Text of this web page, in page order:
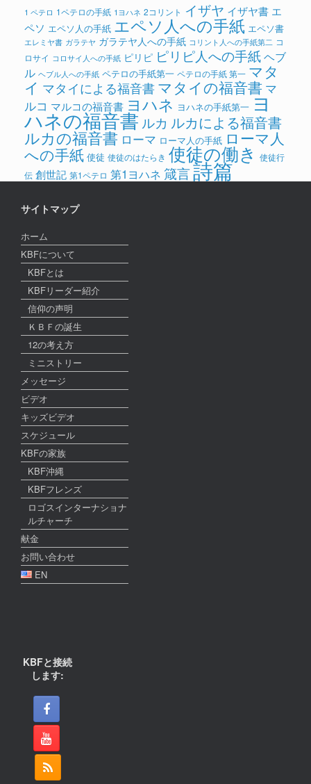
1 ペテロ 1ペテロの手紙 1ヨハネ 2コリント イザヤ イザヤ書 エ
ペソ エペソ人の手紙 エペソ人への手紙 エペソ書
エレミヤ書 ガラテヤ ガラテヤ人への手紙 コリント人への手紙第二 コ
ロサイ コロサイ人への手紙 ピリピ ピリピ人への手紙ヘブ
ル ヘブル人への手紙 ペテロの手紙第一 ペテロの手紙 第一 マタ
イ マタイによる福音書 マタイの福音書 マ
ルコ マルコの福音書 ヨハネ ヨハネの手紙第一 ヨ
ハネの福音書 ルカ ルカによる福音書
ルカの福音書 ローマ ローマ人の手紙 ローマ人
への手紙 使徒 使徒のはたらき 使徒の働き 使徒行
伝 創世記 第1ペテロ 第1ヨハネ 箴言詩篇
サイトマップ
ホーム
KBFについて
KBFとは
KBFリーダー紹介
信仰の声明
ＫＢＦの誕生
12の考え方
ミニストリー
メッセージ
ビデオ
キッズビデオ
スケジュール
KBFの家族
KBF沖縄
KBFフレンズ
ロゴスインターナショナ
ルチャーチ
献金
お問い合わせ
EN
KBFと接続
します: